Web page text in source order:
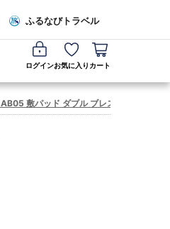
ふるなびトラベル
ログインお気に入り カート
敷パッド ダブル ブレスエアー 高反